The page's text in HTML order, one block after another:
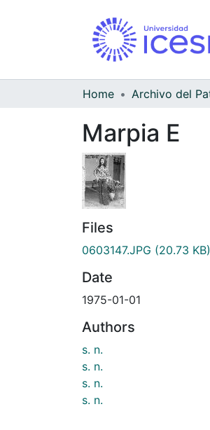
Home
Marpia E
Files
0603147.JPG (20.73 KB)
Date
1975-01-01
Authors
s. n.
s. n.
s. n.
s. n.